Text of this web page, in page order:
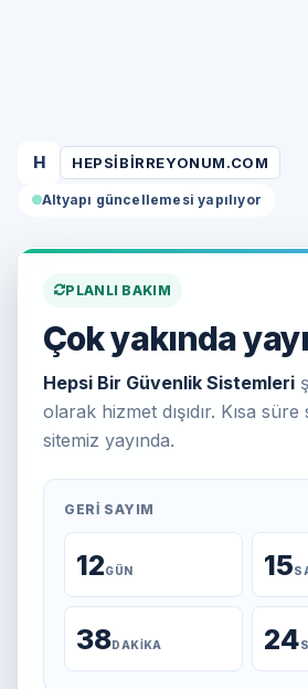
H HEPSIBIRREYONUM.COM
Altyapı güncellemesi yapılıyor
PLANLI BAKIM
Çok yakında
Hepsi Bir Güvenlik Sistemleri
olarak hizmet dışıdır. Kısa
sitemiz yayında.
GERI SAYIM
12GÜN 15
38DAKIKA 24